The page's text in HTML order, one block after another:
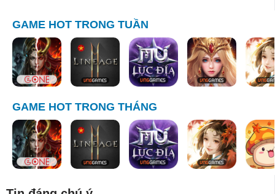
GAME HOT TRONG TUẦN
GAME HOT TRONG THÁNG